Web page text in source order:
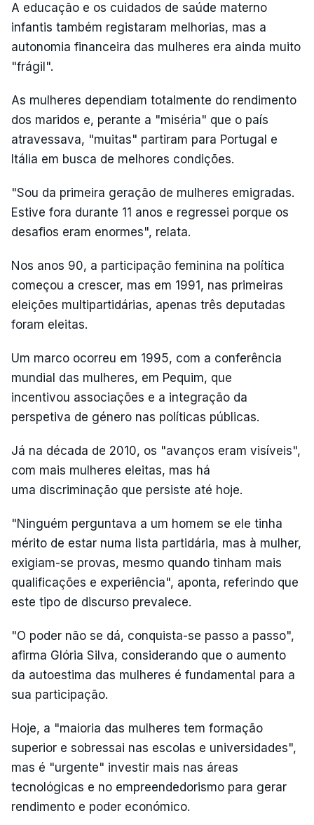
A educação e os cuidados de saúde materno
infantis também registaram melhorias, mas a
autonomia financeira das mulheres era ainda muito
"frágil".
As mulheres dependiam totalmente do rendimento
dos maridos e, perante a "miséria" que o país
atravessava, "muitas" partiram para Portugal e
Itália em busca de melhores condições.
"Sou da primeira geração de mulheres emigradas.
Estive fora durante 11 anos e regressei porque os
desafios eram enormes", relata.
Nos anos 90, a participação feminina na política
começou a crescer, mas em 1991, nas primeiras
eleições multipartidárias, apenas três deputadas
foram eleitas.
Um marco ocorreu em 1995, com a conferência
mundial das mulheres, em Pequim, que
incentivou associações e a integração da
perspetiva de género nas políticas públicas.
Já na década de 2010, os "avanços eram visíveis",
com mais mulheres eleitas, mas há
uma discriminação que persiste até hoje.
"Ninguém perguntava a um homem se ele tinha
mérito de estar numa lista partidária, mas à mulher,
exigiam-se provas, mesmo quando tinham mais
qualificações e experiência", aponta, referindo que
este tipo de discurso prevalece.
"O poder não se dá, conquista-se passo a passo",
afirma Glória Silva, considerando que o aumento
da autoestima das mulheres é fundamental para a
sua participação.
Hoje, a "maioria das mulheres tem formação
superior e sobressai nas escolas e universidades",
mas é "urgente" investir mais nas áreas
tecnológicas e no empreendedorismo para gerar
rendimento e poder económico.